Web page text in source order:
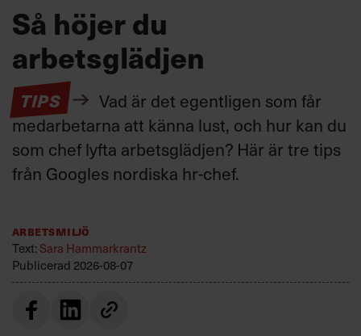
Så höjer du
arbetsglädjen
TIPS
Vad är det egentligen som får
medarbetarna att känna lust, och hur kan du
som chef lyfta arbetsglädjen? Här är tre tips
från Googles nordiska hr-chef.
Arbetsmiljö
Text:Sara Hammarkrantz
Publicerad 2026-08-07